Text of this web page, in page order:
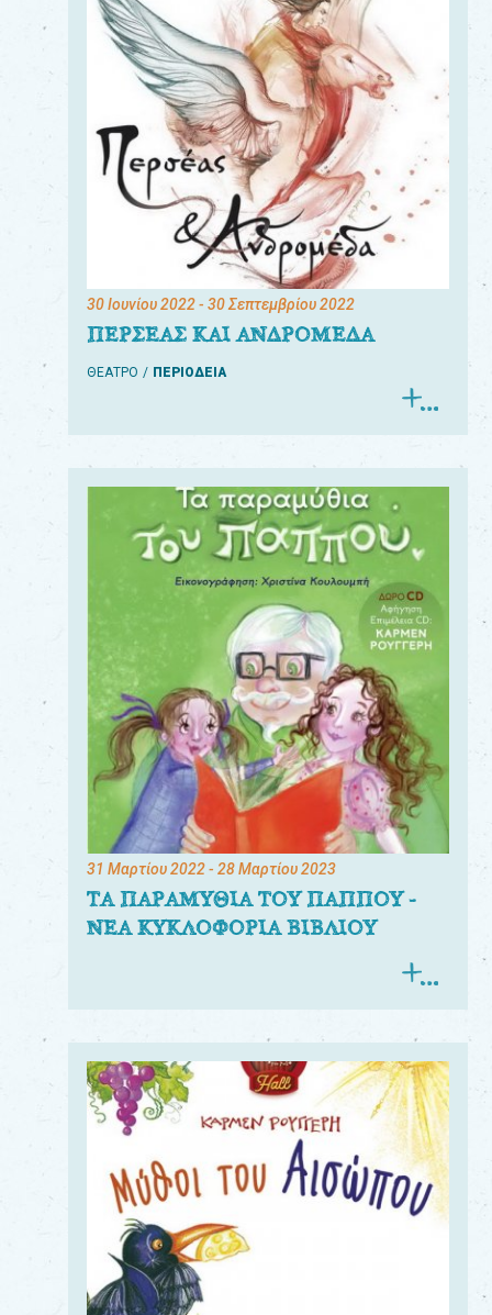
30 Ιουνίου 2022- 30 Σεπτεμβρίου 2022
ΠΕΡΣΕΑΣ ΚΑΙ ΑΝΔΡΟΜΕΔΑ
ΘΕΑΤΡΟ ΠΕΡΙΟΔΕΙΑ
31 Μαρτίου 2022- 28 Μαρτίου 2023
ΤΑ ΠΑΡΑΜΥΘΙΑ ΤΟΥ ΠΑΠΠΟΥ -
ΝΕΑ ΚΥΚΛΟΦΟΡΙΑ ΒΙΒΛΙΟΥ